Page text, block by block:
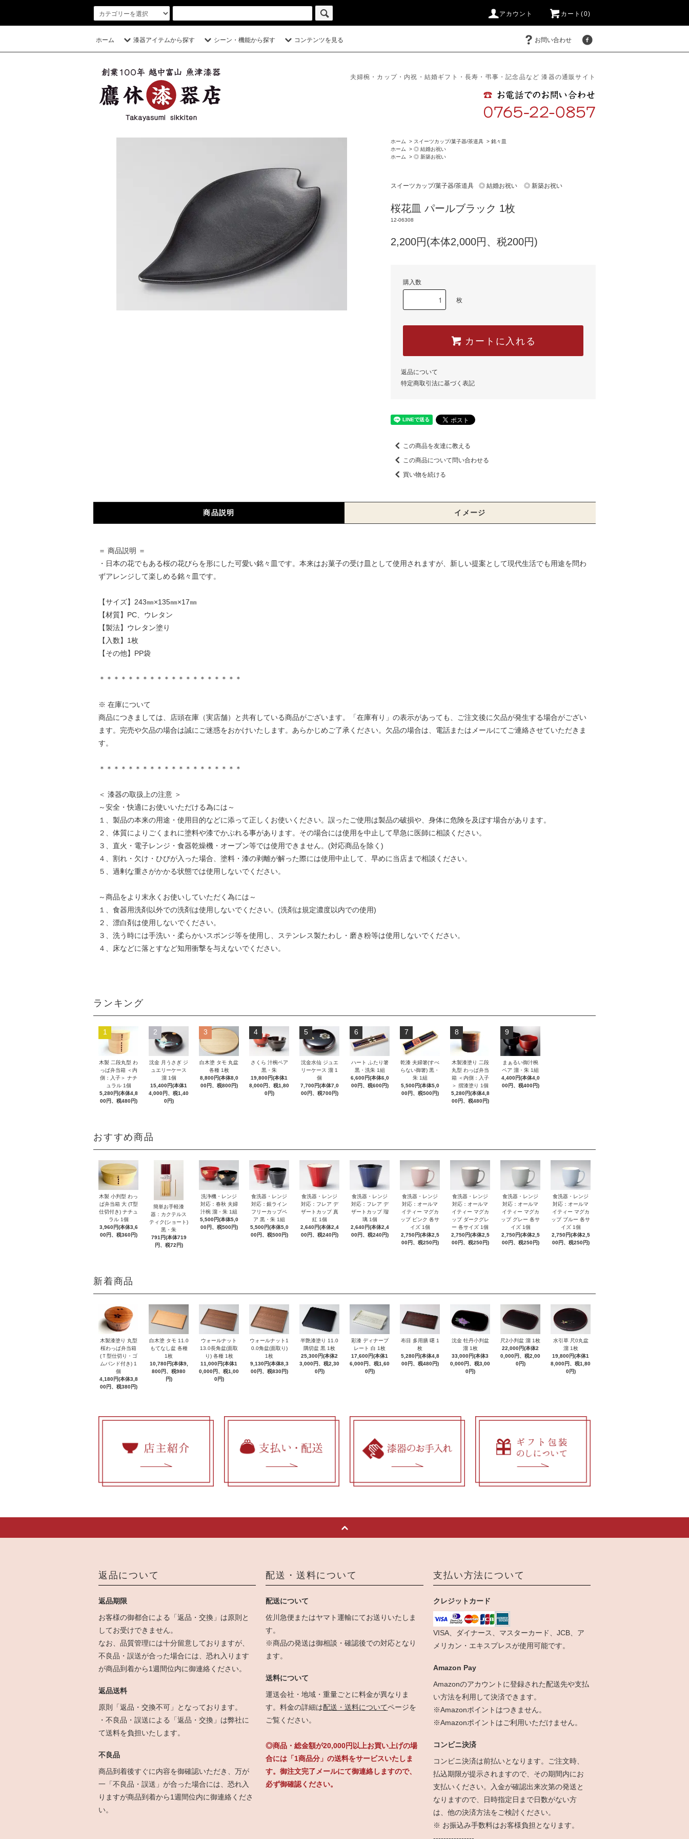
アカウント カート(0)
ホーム 漆器アイテムから探す シーン・機能から探す コンテンツを見る お問い合わせ
夫婦椀・カップ・内祝・結婚ギフト・長寿・弔事・記念品など 漆器の通販サイト
ホーム > スイーツカップ/菓子器/茶道具 > 銘々皿
ホーム
> ◎ 結婚お祝い
ホーム
> ◎ 新築お祝い
スイーツカップ/菓子器/茶道具 ◎ 結婚お祝い ◎ 新築お祝い
桜花皿 パールブラック 1枚
12-06308
2,200円(本体2,000円、税200円)
購入数
枚
カートに入れる
返品について
特定商取引法に基づく表記
この商品を友達に教える
この商品について問い合わせる
買い物を続ける
商品説明 イメージ
＝ 商品説明 ＝
・日本の花でもある桜の花びらを形にした可愛い銘々皿です。本来はお菓子の受け皿として使用されますが、新しい提案として現代生活でも用途を問わ
ずアレンジして楽しめる銘々皿です。
【サイズ】243㎜×135㎜×17㎜
【材質】PC、ウレタン
【製法】ウレタン塗り
【入数】1枚
【その他】PP袋
＊＊＊＊＊＊＊＊＊＊＊＊＊＊＊＊＊＊＊＊
※ 在庫について
商品につきましては、店頭在庫（実店舗）と共有している商品がございます。「在庫有り」の表示があっても、ご注文後に欠品が発生する場合がござい
ます。完売や欠品の場合は誠にご迷惑をおかけいたします。あらかじめご了承ください。欠品の場合は、電話またはメールにてご連絡させていただきま
す。
＊＊＊＊＊＊＊＊＊＊＊＊＊＊＊＊＊＊＊＊
＜ 漆器の取扱上の注意 ＞
～安全・快適にお使いいただける為には～
１、製品の本来の用途・使用目的などに添って正しくお使いください。誤ったご使用は製品の破損や、身体に危険を及ぼす場合があります。
２、体質によりごくまれに塗料や漆でかぶれる事があります。その場合には使用を中止して早急に医師に相談ください。
３、直火・電子レンジ・食器乾燥機・オーブン等では使用できません。(対応商品を除く)
４、割れ・欠け・ひびが入った場合、塗料・漆の剥離が解った際には使用中止して、早めに当店まで相談ください。
５、過剰な重さがかかる状態では使用しないでください。
～商品をより末永くお使いしていただく為には～
１、食器用洗剤以外での洗剤は使用しないでください。(洗剤は規定濃度以内での使用)
２、漂白剤は使用しないでください。
３、洗う時には手洗い・柔らかいスポンジ等を使用し、ステンレス製たわし・磨き粉等は使用しないでください。
４、床などに落とすなど知用衝撃を与えないでください。
ランキング
1
木製 二段丸型 わ
っぱ弁当箱 ＜内
側：入子＞ ナチ
ュラル 1個
5,280円(本体4,8
00円、税480円)
2
沈金 月うさぎ ジ
ュエリーケース
溜 1個
15,400円(本体1
4,000円、税1,40
0円)
3
白木塗 タモ 丸盆
各種 1枚
8,800円(本体8,0
00円、税800円)
4
さくら 汁椀ペア
黒・朱
19,800円(本体1
8,000円、税1,80
0円)
5
沈金水仙 ジュエ
リーケース 溜 1
個
7,700円(本体7,0
00円、税700円)
6
ハート ふたり箸
黒・洗朱 1組
6,600円(本体6,0
00円、税600円)
7
乾漆 夫婦箸(すべ
らない御箸) 黒・
朱 1組
5,500円(本体5,0
00円、税500円)
8
木製漆塗り 二段
丸型 わっぱ弁当
箱 ＜内側：入子
＞ 摺漆塗り 1個
5,280円(本体4,8
00円、税480円)
9
まぁるい御汁椀
ペア 溜・朱 1組
4,400円(本体4,0
00円、税400円)
おすすめ商品
木製 小判型 わっ
ぱ弁当箱 大 (T型
仕切付き) ナチュ
ラル 1個
3,960円(本体3,6
00円、税360円)
簡単お手軽漆
器：カクテルス
ティク(ショート)
黒・朱
791円(本体719
円、税72円)
洗浄機・レンジ
対応：春秋 夫婦
汁椀 溜・朱 1組
5,500円(本体5,0
00円、税500円)
食洗器・レンジ
対応：銀ライン
フリーカップペ
ア 黒・朱 1組
5,500円(本体5,0
00円、税500円)
食洗器・レンジ
対応：フレア デ
ザートカップ 真
紅 1個
2,640円(本体2,4
00円、税240円)
食洗器・レンジ
対応：フレア デ
ザートカップ 瑠
璃 1個
2,640円(本体2,4
00円、税240円)
食洗器・レンジ
対応：オールマ
イティー マグカ
ップ ピンク 各サ
イズ 1個
2,750円(本体2,5
00円、税250円)
食洗器・レンジ
対応：オールマ
イティー マグカ
ップ ダークグレ
ー 各サイズ 1個
2,750円(本体2,5
00円、税250円)
食洗器・レンジ
対応：オールマ
イティー マグカ
ップ グレー 各サ
イズ 1個
2,750円(本体2,5
00円、税250円)
食洗器・レンジ
対応：オールマ
イティー マグカ
ップ ブルー 各サ
イズ 1個
2,750円(本体2,5
00円、税250円)
新着商品
木製漆塗り 丸型
桜わっぱ弁当箱
(Ｔ型仕切り・ゴ
ムバンド付き) 1
個
4,180円(本体3,8
00円、税380円)
白木塗 タモ 11.0
もてなし盆 各種
1枚
10,780円(本体9,
800円、税980
円)
ウォールナット
13.0長角盆(面取
り) 各種 1枚
11,000円(本体1
0,000円、税1,00
0円)
ウォールナット1
0.0角盆(面取り)
1枚
9,130円(本体8,3
00円、税830円)
半艶漆塗り 11.0
隅切盆 黒 1枚
25,300円(本体2
3,000円、税2,30
0円)
彩漆 ディナープ
レート 白 1枚
17,600円(本体1
6,000円、税1,60
0円)
布目 多用膳 曙 1
枚
5,280円(本体4,8
00円、税480円)
沈金 牡丹小判盆
溜 1枚
33,000円(本体3
0,000円、税3,00
0円)
尺2小判盆 溜 1枚
22,000円(本体2
0,000円、税2,00
0円)
水引草 尺0丸盆
溜 1枚
19,800円(本体1
8,000円、税1,80
0円)
返品について
返品期限
お客様の御都合による「返品・交換」は原則と
してお受けできません。
なお、品質管理には十分留意しておりますが、
不良品・誤送が合った場合には、恐れ入ります
が商品到着から1週間位内に御連絡ください。
返品送料
原則「返品・交換不可」となっております。
・不良品・誤送による「返品・交換」は弊社に
て送料を負担いたします。
不良品
商品到着後すぐに内容を御確認いただき、万が
一「不良品・誤送」が合った場合には、恐れ入
りますが商品到着から1週間位内に御連絡くださ
い。
配送・送料について
配送について
佐川急便またはヤマト運輸にてお送りいたしま
す。
※商品の発送は御相談・確認後での対応となり
ます。
送料について
運送会社・地域・重量ごとに料金が異なりま
す。料金の詳細は配送・送料についてページを
ご覧ください。
◎商品・総金額が20,000円以上お買い上げの場
合には「1商品分」の送料をサービスいたしま
す。御注文完了メールにて御連絡しますので、
必ず御確認ください。
支払い方法について
クレジットカード
VISA、ダイナース、マスターカード、JCB、ア
メリカン・エキスプレスが使用可能です。
Amazon Pay
Amazonのアカウントに登録された配送先や支払
い方法を利用して決済できます。
※Amazonポイントはつきません。
※Amazonポイントはご利用いただけません。
コンビニ決済
コンビニ決済は前払いとなります。ご注文時、
払込期限が提示されますので、その期間内にお
支払いください。入金が確認出来次第の発送と
なりますので、日時指定日まで日数がない方
は、他の決済方法をご検討ください。
※ お振込み手数料はお客様負担となります。